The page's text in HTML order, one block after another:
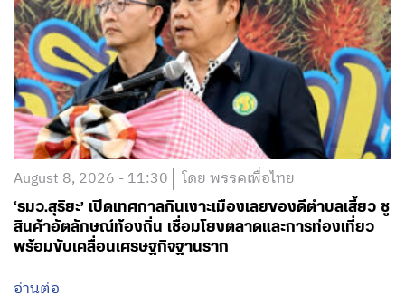
August 8, 2026 - 11:30 โดย พรรคเพื่อไทย
‘รมว.สุริยะ’ เปิดเทศกาลกินเงาะเมืองเลยของดีตำบลเสี้ยว ชู
สินค้าอัตลักษณ์ท้องถิ่น เชื่อมโยงตลาดและการท่องเที่ยว
พร้อมขับเคลื่อนเศรษฐกิจฐานราก
อ่านต่อ